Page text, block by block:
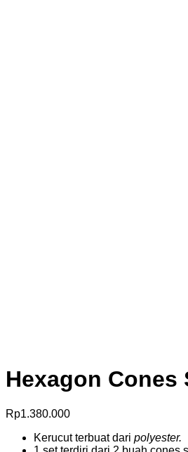
Hexagon Cones
Rp1.380.000
Kerucut terbuat dari polyester.